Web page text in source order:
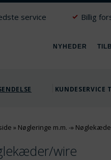
service Billig
NYHEDER
KUNDESERVICE
» Nøgleringe m.m. -»
wire